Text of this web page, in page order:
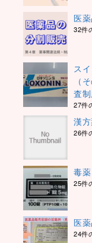
医
32件
ス
（
査制
27件
漢
26件
毒
25件
医
24件